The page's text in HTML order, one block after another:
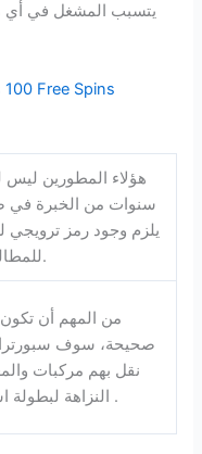
يتسبب المشغل في أي
Free Spins
سنوات من الخبرة في
يلزم وجود رمز ترويجي
للمطالبة بهذه المكافأة.
من المهم أن
صحيحة، سوف
نقل بهم مركبات
النزاهة لبطولة استراليا المفتوحة .